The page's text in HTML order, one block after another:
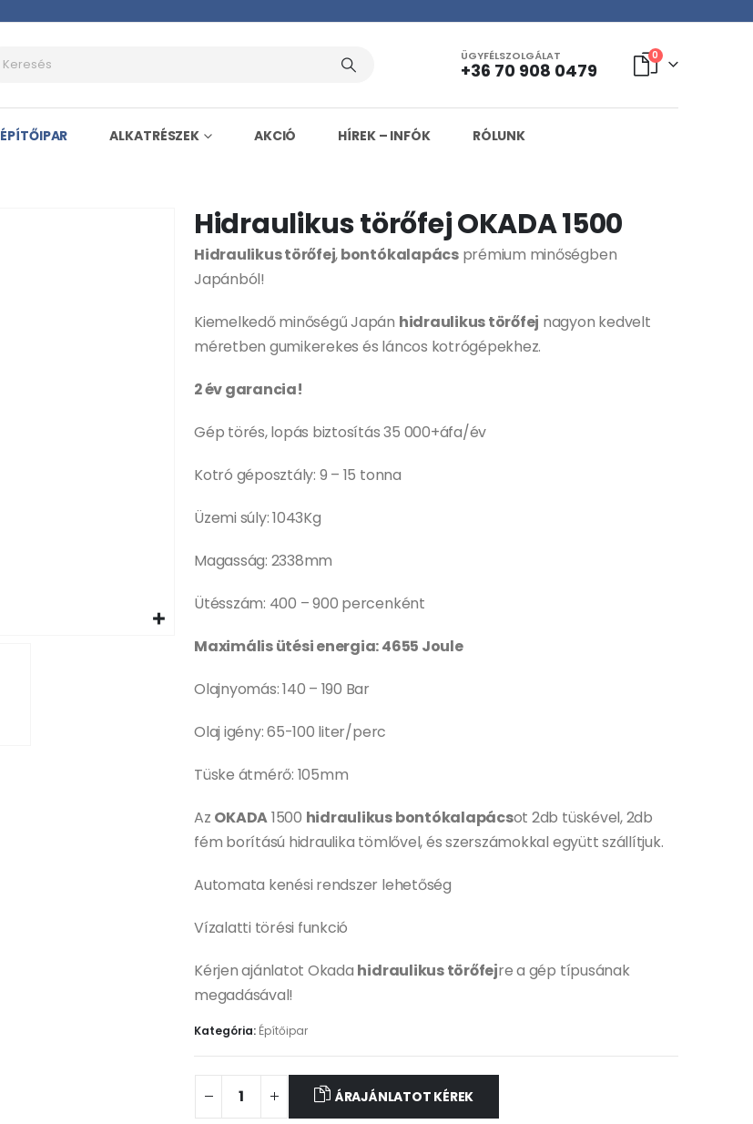
ÜGYFÉLSZOLGÁLAT
+36 70 908 0479
0
ÉPÍTŐIPAR ALKATRÉSZEK AKCIÓ HÍREK – INFÓK RÓLUNK
Hidraulikus törőfej OKADA 1500
Hidraulikus törőfej,bontókalapácsprémium minőségben
Japánból!
Kiemelkedő minőségű Japán hidraulikus törőfej nagyon kedvelt
méretben gumikerekes és láncos kotrógépekhez.
2 év garancia!
Gép törés, lopás biztosítás 35 000+áfa/év
Kotró géposztály: 9 – 15 tonna
Üzemi súly: 1043Kg
Magasság: 2338mm
Ütésszám: 400 – 900 percenként
Maximális ütési energia: 4655 Joule
Olajnyomás: 140 – 190 Bar
Olaj igény: 65-100 liter/perc
Tüske átmérő: 105mm
Az OKADA1500 hidraulikus bontókalapácsot 2db tüskével, 2db
fém borítású hidraulika tömlővel, és szerszámokkal együtt szállítjuk.
Automata kenési rendszer lehetőség
Vízalatti törési funkció
Kérjen ajánlatot Okada hidraulikus törőfejre a gép típusának
megadásával!
Kategória: Építőipar
ÁRAJÁNLATOT KÉREK